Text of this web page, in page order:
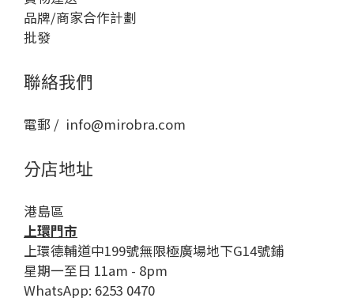
品牌/商家合作計劃
批發
聯絡我們
電郵 / info@mirobra.com
分店地址
港島區
上環門市
上環德輔道中199號無限極廣場地下G14號鋪
星期一至日 11am - 8pm
WhatsApp: 6253 0470